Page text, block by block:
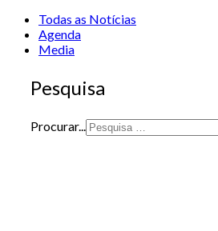
Todas as Notícias
Agenda
Media
Pesquisa
Procurar...